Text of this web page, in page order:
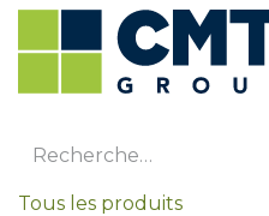
Se rendre au contenu
Tous les produits